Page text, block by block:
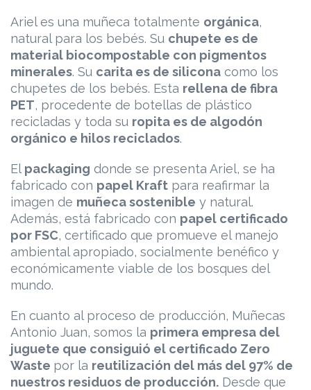
Ariel es una muñeca totalmente orgánica,
natural para los bebés. Su chupete es de
material biocompostable con pigmentos
minerales. Su carita es de silicona como los
chupetes de los bebés. Esta rellena de fibra
PET, procedente de botellas de plástico
recicladas y toda su ropita es de algodón
orgánico e hilos reciclados.
El packaging donde se presenta Ariel, se ha
fabricado con papel Kraft para reafirmar la
imagen de muñeca sostenible y natural.
Además, está fabricado con papel certificado
por FSC, certificado que promueve el manejo
ambiental apropiado, socialmente benéfico y
económicamente viable de los bosques del
mundo.
En cuanto al proceso de producción, Muñecas
Antonio Juan, somos la primera empresa del
juguete que consiguió el certificado Zero
Waste por la reutilización del más del 97% de
nuestros residuos de producción. Desde que